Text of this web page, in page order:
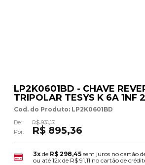
LP2K0601BD - CHAVE
TRIPOLAR TESYS K 6A 1NF
Cod. do Produto: LP2K0601BD
De:
R$ 931,17
Por:
R$ 895,36
3x de R$ 298,45 sem juros no cartão
ou até12x de R$ 91,11 no cartão de